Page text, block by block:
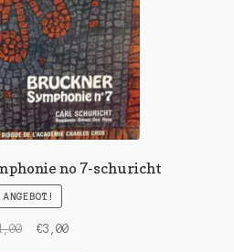
no 7-schuricht
ANGEBOT!
Ursprünglicher
€3,00Aktueller